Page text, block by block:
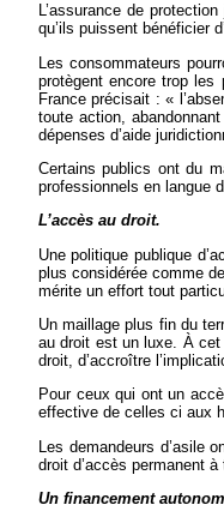
L’assurance de
qu’ils puissent bénéficier
Les consommateurs
protègent encore trop les
France précisait : «
toute action,
dépenses d’aide
Certains publics ont du
professionnels en langue
L’accès au droit.
Une politique publique
plus considérée comme
mérite un effort tout
Un maillage plus fin du
au droit est un luxe. À
droit, d’accroître
Pour ceux qui ont un
effective de celles ci aux
Les demandeurs d’asile
droit d’accès permanent
Un financement